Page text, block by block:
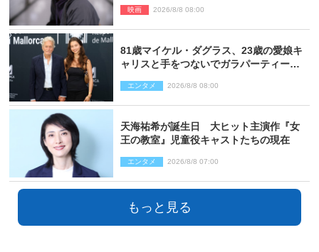
映画 2026/8/8 08:00
81歳マイケル・ダグラス、23歳の愛娘キ
ャリスと手をつないでガラパーティーに
エンタメ 2026/8/8 08:00
天海祐希が誕生日 大ヒット主演作『女
王の教室』児童役キャストたちの現在
エンタメ 2026/8/8 07:00
もっと見る